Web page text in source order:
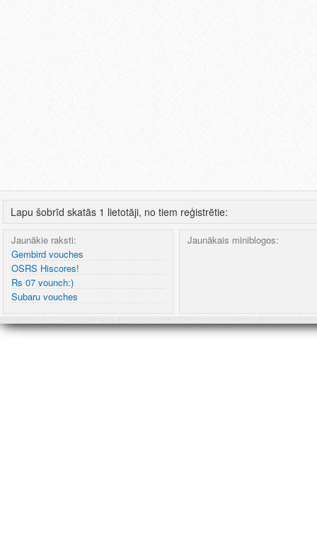
Lapu šobrīd skatās 1 lietotāji, no tiem reģistrētie:
Jaunākie raksti:
Gembird vouches
OSRS Hiscores!
Rs 07 vounch:)
Subaru vouches
Jaunākais miniblogos: